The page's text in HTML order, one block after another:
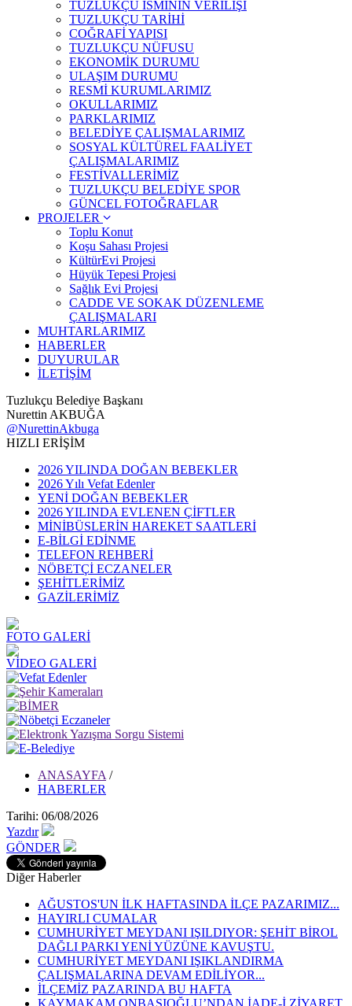
TUZLUKÇU İSMİNİN VERİLİŞİ
TUZLUKÇU TARİHİ
COĞRAFİ YAPISI
TUZLUKÇU NÜFUSU
EKONOMİK DURUMU
ULAŞIM DURUMU
RESMİ KURUMLARIMIZ
OKULLARIMIZ
PARKLARIMIZ
BELEDİYE ÇALIŞMALARIMIZ
SOSYAL KÜLTÜREL FAALİYET
ÇALIŞMALARIMIZ
FESTİVALLERİMİZ
TUZLUKÇU BELEDİYE SPOR
GÜNCEL FOTOĞRAFLAR
PROJELER
Toplu Konut
Koşu Sahası Projesi
KültürEvi Projesi
Hüyük Tepesi Projesi
Sağlık Evi Projesi
CADDE VE SOKAK DÜZENLEME
ÇALIŞMALARI
MUHTARLARIMIZ
HABERLER
DUYURULAR
İLETİŞİM
Tuzlukçu Belediye Başkanı
Nurettin AKBUĞA
@NurettinAkbuga
HIZLI ERİŞİM
2026 YILINDA DOĞAN BEBEKLER
2026 Yılı Vefat Edenler
YENİ DOĞAN BEBEKLER
2026 YILINDA EVLENEN ÇİFTLER
MİNİBÜSLERİN HAREKET SAATLERİ
E-BİLGİ EDİNME
TELEFON REHBERİ
NÖBETÇİ ECZANELER
ŞEHİTLERİMİZ
GAZİLERİMİZ
FOTO GALERİ
VİDEO GALERİ
ANASAYFA /
HABERLER
Tarihi: 06/08/2026
Yazdır
GÖNDER
Diğer Haberler
AĞUSTOS'UN İLK HAFTASINDA İLÇE PAZARIMIZ...
HAYIRLI CUMALAR
CUMHURİYET MEYDANI IŞILDIYOR: ŞEHİT BİROL
DAĞLI PARKI YENİ YÜZÜNE KAVUŞTU.
CUMHURİYET MEYDANI IŞIKLANDIRMA
ÇALIŞMALARINA DEVAM EDİLİYOR...
İLÇEMİZ PAZARINDA BU HAFTA
KAYMAKAM ONBAŞIOĞLU’NDAN İADE-İ ZİYARET